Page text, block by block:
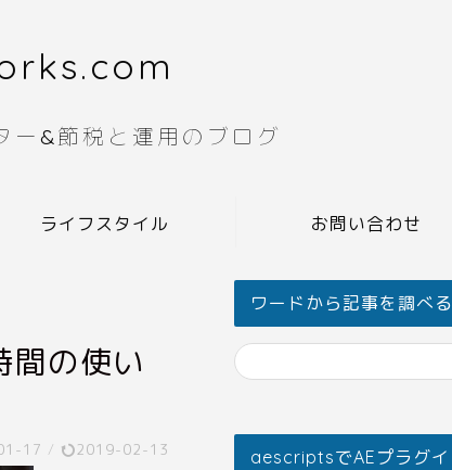
ー&節税と運用のブログ
ライフスタイル お問い合わせ
間の使い
17 / 2019-02-13
ワードから記事を調べる
aescriptsでAEプラグイ